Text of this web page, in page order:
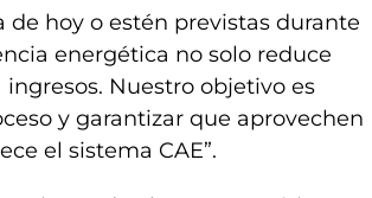
hoy o estén previstas durante
energética no solo reduce
Nuestro objetivo es
y garantizar que aprovechen
el sistema CAE”.